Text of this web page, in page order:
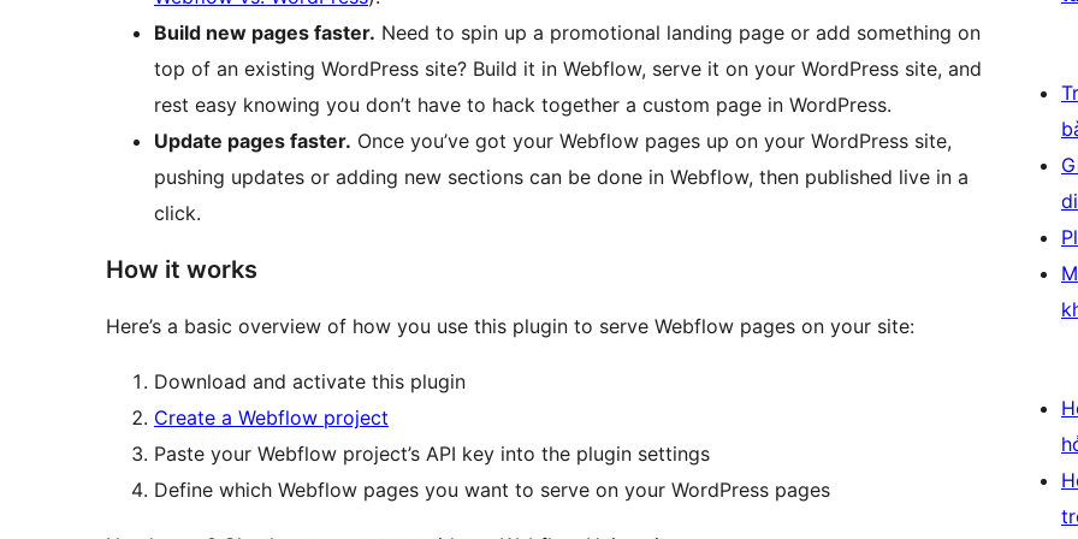
Build new pages faster. Need to spin up a promotional landing page or add something on
top of an existing WordPress site? Build it in Webflow, serve it on your WordPress site, and
rest easy knowing you don’t have to hack together a custom page in WordPress.
Update pages faster. Once you’ve got your Webflow pages up on your WordPress site,
pushing updates or adding new sections can be done in Webflow, then published live in a
click.
How it works
Here’s a basic overview of how you use this plugin to serve Webflow pages on your site:
Download and activate this plugin
Create a Webflow project
Paste your Webflow project’s API key into the plugin settings
Define which Webflow pages you want to serve on your WordPress pages